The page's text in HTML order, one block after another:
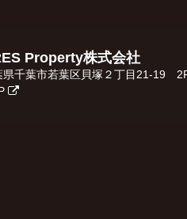
Property株式会社
県千葉市若葉区貝塚２丁目21-19